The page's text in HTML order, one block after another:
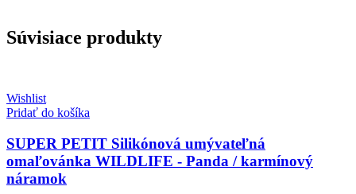
Súvisiace produkty
Wishlist
Pridať do košíka
SUPER PETIT Silikónová umývateľná
omaľovánka WILDLIFE - Panda / karmínový
náramok